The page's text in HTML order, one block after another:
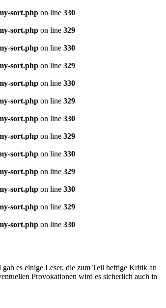
sort.php on line 330
sort.php on line 329
sort.php on line 330
sort.php on line 329
sort.php on line 330
sort.php on line 329
sort.php on line 330
sort.php on line 329
sort.php on line 330
sort.php on line 329
sort.php on line 330
sort.php on line 329
sort.php on line 330
es einige Leser, die zum Teil heftige Kritik an
Provokationen wird es sicherlich auch in